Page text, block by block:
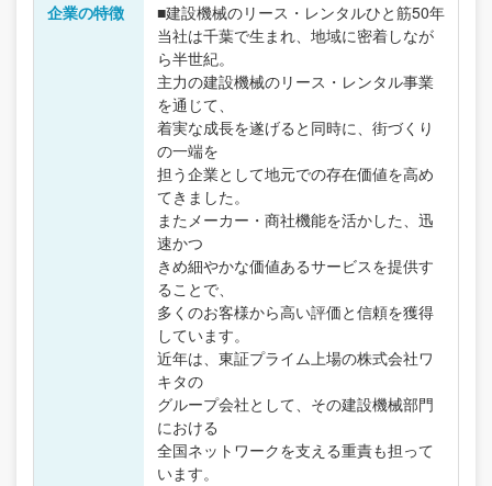
企業の特徴
■建設機械のリース・レンタルひと筋50年
当社は千葉で生まれ、地域に密着しなが
ら半世紀。
主力の建設機械のリース・レンタル事業
を通じて、
着実な成長を遂げると同時に、街づくり
の一端を
担う企業として地元での存在価値を高め
てきました。
またメーカー・商社機能を活かした、迅
速かつ
きめ細やかな価値あるサービスを提供す
ることで、
多くのお客様から高い評価と信頼を獲得
しています。
近年は、東証プライム上場の株式会社ワ
キタの
グループ会社として、その建設機械部門
における
全国ネットワークを支える重責も担って
います。